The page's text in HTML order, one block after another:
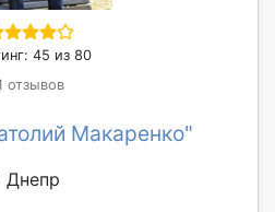
45 из 80
отзывов
Макаренко"
Днепр